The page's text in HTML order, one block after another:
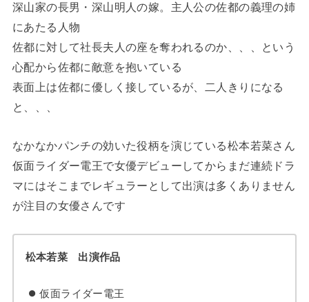
深山家の長男・深山明人の嫁。主人公の佐都の義理の姉
にあたる人物
佐都に対して社長夫人の座を奪われるのか、、、という
心配から佐都に敵意を抱いている
表面上は佐都に優しく接しているが、二人きりになる
と、、、
なかなかパンチの効いた役柄を演じている松本若菜さん
仮面ライダー電王で女優デビューしてからまだ連続ドラ
マにはそこまでレギュラーとして出演は多くありません
が注目の女優さんです
松本若菜 出演作品
仮面ライダー電王